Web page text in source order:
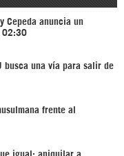
Cepeda anuncia un
02:30
busca una vía para salir de
frente al
igual: aniquilar a